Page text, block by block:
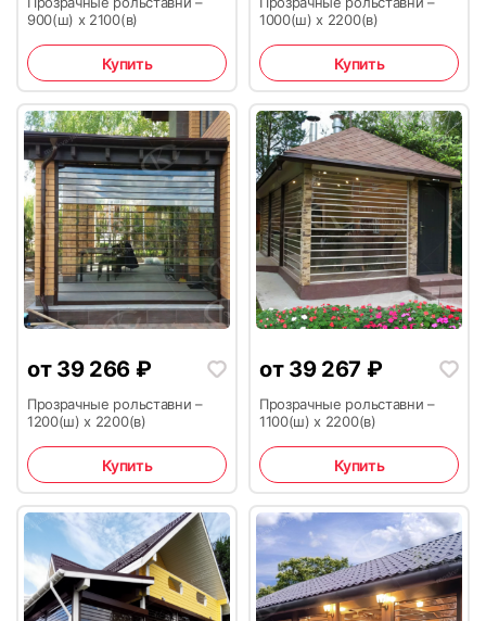
9 10
11 12
13 14
16
900(ш) х 2100(в)
Купить
1000(ш) х 2200(в)
Купить
от 39 266 ₽
Прозрачные рольставни –
1200(ш) х 2200(в)
Купить
от 39 267 ₽
Прозрачные рольставни –
1100(ш) х 2200(в)
Купить